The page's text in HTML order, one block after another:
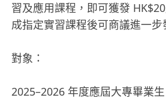
習及應用課程，即可獲發
成指定實習課程後可商議進一步
對象：
2025–2026 年度應屆大專畢業生